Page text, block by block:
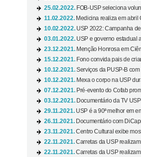
25.02.2022. FOB-USP seleciona
11.02.2022. Medicina realiza em abril
10.02.2022. USP 2022: Campanha
03.01.2022. USP e governo estadual
23.12.2021. Menção Honrosa em
15.12.2021. Fono convida pais de
10.12.2021.Serviços da PUSP-B
10.12.2021. Mexa o corpo na USP
07.12.2021. Pré-evento do Cofab
03.12.2021. Documentário da TV
29.11.2021. USP é a 90ª melhor em
26.11.2021. Documentário com
23.11.2021.Centro Cultural exibe
22.11.2021.Carretas da USP
22.11.2021.Carretas da USP